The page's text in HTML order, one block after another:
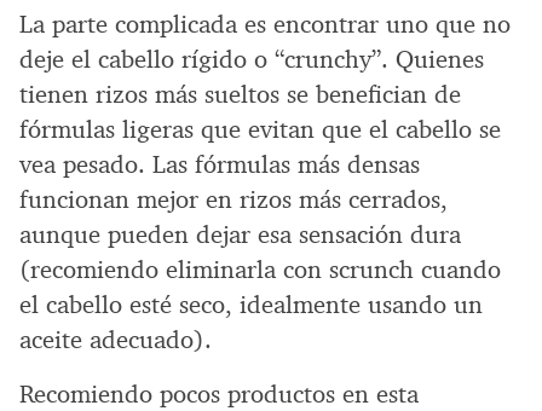
La parte complicada es encontrar uno que no
deje el cabello rígido o “crunchy”. Quienes
tienen rizos más sueltos se benefician de
fórmulas ligeras que evitan que el cabello se
vea pesado. Las fórmulas más densas
funcionan mejor en rizos más cerrados,
aunque pueden dejar esa sensación dura
(recomiendo eliminarla con scrunch cuando
el cabello esté seco, idealmente usando un
aceite adecuado).
Recomiendo pocos productos en esta